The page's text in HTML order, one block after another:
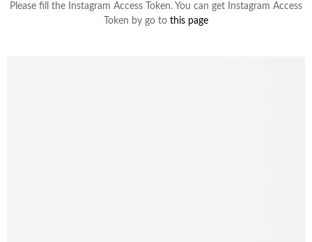
Please fill the Instagram Access Token. You can get Instagram Access
Token by go to this page